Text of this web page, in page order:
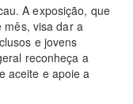
A exposição, que
mês, visa dar a
e jovens
reconheça a
aceite e apoie a